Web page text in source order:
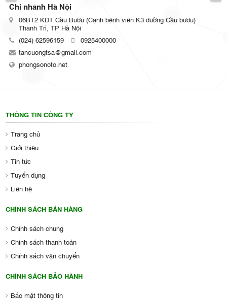
Chi nhánh HCM
Số 110 Trần Văn Mười, P. Xuân Thới Đông, TPHCM
(024) 62596159
tancuongtsa@gmail.com
phongsonoto.net
THÔNG TIN CÔNG TY
Trang chủ
Giới thiệu
Tin tức
Tuyển dụng
Liên hệ
CHÍNH SÁCH BÁN HÀNG
Chính sách chung
Chính sách thanh toán
Chính sách vận chuyển
CHÍNH SÁCH BẢO HÀNH
Bảo mật thông tin